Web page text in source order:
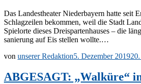
Das Lan­des­thea­ter Nie­der­bay­ern hat­te seit
Schlag­zei­len be­kom­men, weil die Stadt
Spiel­or­te die­ses Drei­spar­ten­hau­ses – die
sa­nie­rung auf Eis stel­len wollte.…
von unserer Redaktion5. Dezember 2019
ABGESAGT: „Walküre“